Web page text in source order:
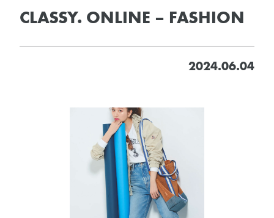
CLASSY. ONLINE – FASHION
2024.06.04